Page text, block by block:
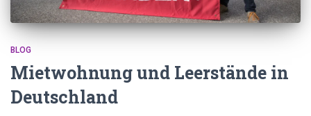
BLOG
Mietwohnung und Leerstände in
Deutschland